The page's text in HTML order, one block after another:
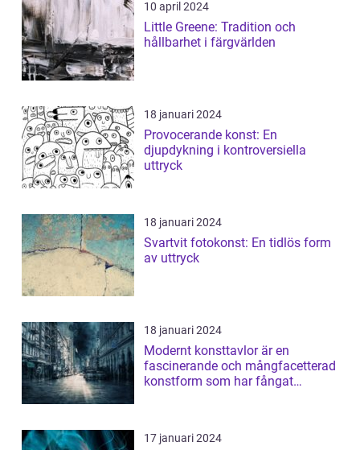
10 april 2024
Little Greene: Tradition och
hållbarhet i färgvärlden
18 januari 2024
Provocerande konst: En
djupdykning i kontroversiella
uttryck
18 januari 2024
Svartvit fotokonst: En tidlös form
av uttryck
18 januari 2024
Modernt konsttavlor är en
fascinerande och mångfacetterad
konstform som har fångat
17 januari 2024